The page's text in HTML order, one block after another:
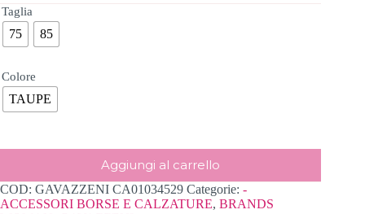
Taglia
75 85
Colore
TAUPE
Aggiungi al carrello
COD: GAVAZZENI CA01034529 Categorie: -
ACCESSORI BORSE E CALZATURE, BRANDS